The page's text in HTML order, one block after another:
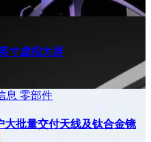
寸虚拟大屏
息 零部件
批量交付天线及钛合金镜